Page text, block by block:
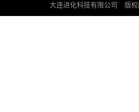
大连进化科技有限公司 版